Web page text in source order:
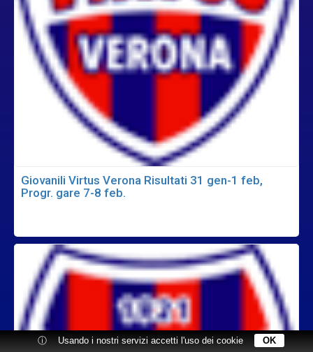
Giovanili Virtus Verona Risultati 31 gen-1 feb,
Progr. gare 7-8 feb.
ⓘ Usando i nostri servizi accetti l'uso dei cookie OK